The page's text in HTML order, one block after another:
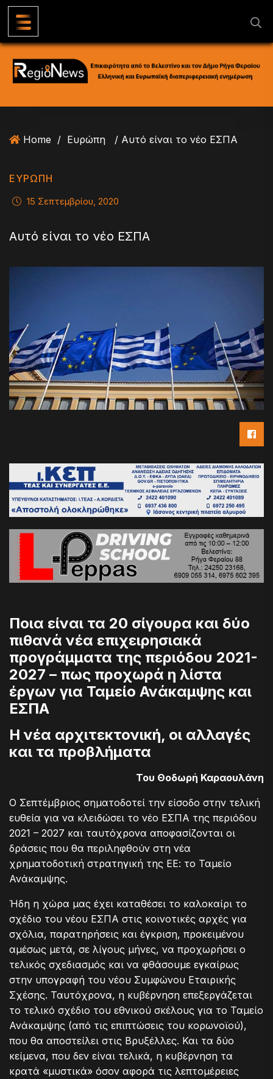
Home / Ευρώπη / Αυτό είναι το νέο ΕΣΠΑ
ΕΥΡΏΠΗ
15 Σεπτεμβρίου, 2020
Αυτό είναι το νέο ΕΣΠΑ
Ποια είναι τα 20 σίγουρα και δύο
πιθανά νέα επιχειρησιακά
προγράμματα της περιόδου 2021-
2027 – πως προχωρά η λίστα
έργων για Ταμείο Ανάκαμψης και
ΕΣΠΑ
Η νέα αρχιτεκτονική, οι αλλαγές
και τα προβλήματα
Του Θοδωρή Καραουλάνη
Ο Σεπτέμβριος σηματοδοτεί την είσοδο στην τελική
ευθεία για να κλειδώσει το νέο ΕΣΠΑ της περιόδου
2021 – 2027 και ταυτόχρονα αποφασίζονται οι
δράσεις που θα περιληφθούν στη νέα
χρηματοδοτική στρατηγική της ΕΕ: το Ταμείο
Ανάκαμψης.
Ήδη η χώρα μας έχει καταθέσει το καλοκαίρι το
σχέδιο του νέου ΕΣΠΑ στις κοινοτικές αρχές για
σχόλια, παρατηρήσεις και έγκριση, προκειμένου
αμέσως μετά, σε λίγους μήνες, να προχωρήσει ο
τελικός σχεδιασμός και να φθάσουμε εγκαίρως
στην υπογραφή του νέου Συμφώνου Εταιρικής
Σχέσης. Ταυτόχρονα, η κυβέρνηση επεξεργάζεται
το τελικό σχέδιο του εθνικού σκέλους για το Ταμείο
Ανάκαμψης (από τις επιπτώσεις του κορωνοϊού),
που θα αποστείλει στις Βρυξέλλες. Και τα δύο
κείμενα, που δεν είναι τελικά, η κυβέρνηση τα
κρατά «μυστικά» όσον αφορά τις λεπτομέρειες